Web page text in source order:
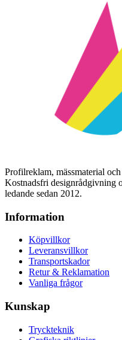
Profilreklam, mässmaterial
Kostnadsfri designrådgivning
ledande sedan 2012.
Information
Köpvillkor
Leveransvillkor
Transportskador
Retur & Reklamation
Vanliga frågor
Kunskap
Tryckteknik